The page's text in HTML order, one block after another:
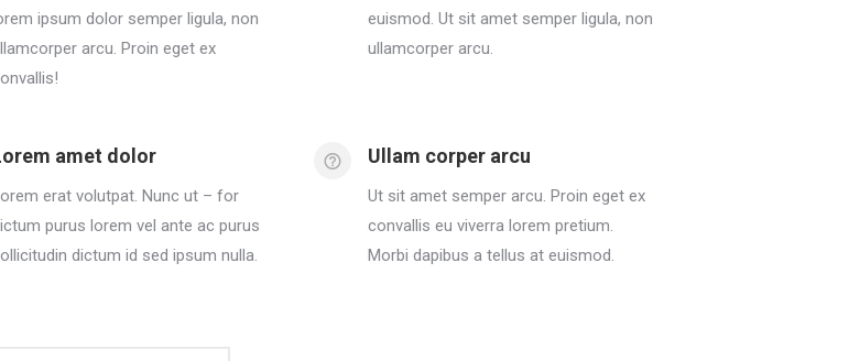
ipsum dolor semper ligula, non
arcu. Proin eget ex
euismod. Ut sit amet semper ligula, non
ullamcorper arcu.
amet dolor
erat volutpat. Nunc ut – for
purus lorem vel ante ac purus
dictum id sed ipsum nulla.
Ullam corper arcu
Ut sit amet semper arcu. Proin eget ex
convallis eu viverra lorem pretium.
Morbi dapibus a tellus at euismod.